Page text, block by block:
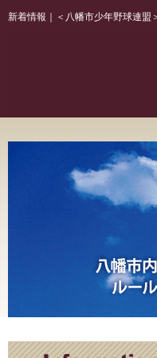
新着情報｜＜八幡市少年野球連盟